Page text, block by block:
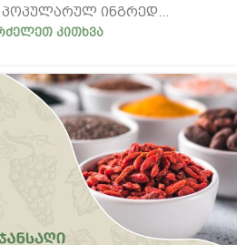
ინგრედ...
ᲙᲘᲗᲮᲕᲐ